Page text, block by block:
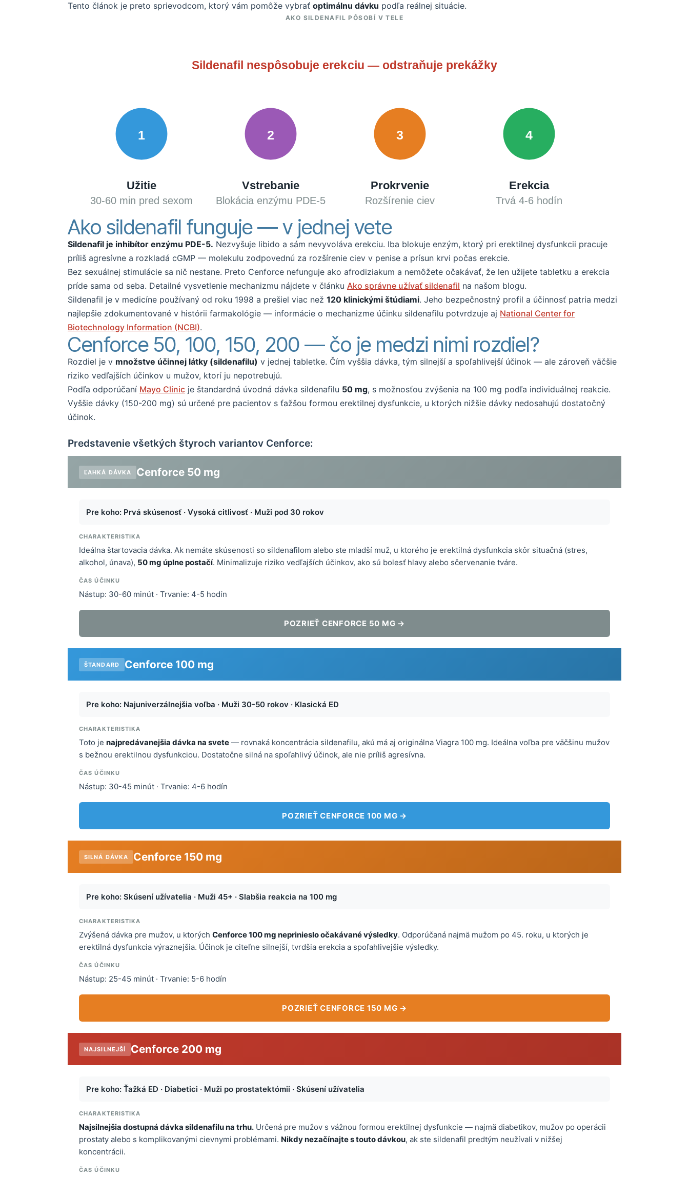
Tento článok je preto sprievodcom, ktorý vám pomôže vybraťoptimálnu dávku podľa reálnej situácie.
AKO SILDENAFIL PÔSOBÍ V TELE
1
Užitie
30-60 min pred sexom
2
Vstrebanie
Blokácia enzýmu PDE-5
3
Prokrvenie
Rozšírenie ciev
4
Erekcia
Trvá 4-6 hodín
Sildenafil nespôsobuje erekciu — odstraňuje prekážky
Ako sildenafil funguje — v jednej vete
Sildenafil je inhibítor enzýmu PDE-5. Nezvyšuje libido a sám nevyvoláva erekciu. Iba blokuje enzým, ktorý pri erektilnej dysfunkcii pracuje
príliš agresívne a rozkladá cGMP — molekulu zodpovednú za rozšírenie ciev v penise a prísun krvi počas erekcie.
Bez sexuálnej stimulácie sa nič nestane. Preto Cenforce nefunguje ako afrodiziakum a nemôžete očakávať, že len užijete tabletku a erekcia
príde sama od seba. Detailné vysvetlenie mechanizmu nájdete v článkuAko správne užívať sildenafil na našom blogu.
Sildenafil je v medicíne používaný od roku 1998 a prešiel viac než120 klinickými štúdiami. Jeho bezpečnostný profil a účinnosť patria medzi
najlepšie zdokumentované v histórii farmakológie — informácie o mechanizme účinku sildenafilu potvrdzuje aj National Center for
Biotechnology Information (NCBI).
Cenforce 50, 100, 150, 200 — čo je medzi nimi rozdiel?
Rozdiel je v množstve účinnej látky (sildenafilu) v jednej tabletke. Čím vyššia dávka, tým silnejší a spoľahlivejší účinok — ale zároveň väčšie
riziko vedľajších účinkov u mužov, ktorí ju nepotrebujú.
Podľa odporúčaní Mayo Clinic je štandardná úvodná dávka sildenafilu 50 mg, s možnosťou zvýšenia na 100 mg podľa individuálnej reakcie.
Vyššie dávky (150-200 mg) sú určené pre pacientov s ťažšou formou erektilnej dysfunkcie, u ktorých nižšie dávky nedosahujú dostatočný
účinok.
Predstavenie všetkých štyroch variantov Cenforce:
ĽAHKÁ DÁVKA Cenforce 50 mg
Pre koho: Prvá skúsenosť · Vysoká citlivosť · Muži pod 30 rokov
CHARAKTERISTIKA
Ideálna štartovacia dávka. Ak nemáte skúsenosti so sildenafilom alebo ste mladší muž, u ktorého je erektilná dysfunkcia skôr situačná (stres,
alkohol, únava), 50 mg úplne postačí. Minimalizuje riziko vedľajších účinkov, ako sú bolesť hlavy alebo sčervenanie tváre.
ČAS ÚČINKU
Nástup: 30-60 minút · Trvanie: 4-5 hodín
POZRIEŤ CENFORCE 50 MG →
ŠTANDARD Cenforce 100 mg
Pre koho: Najuniverzálnejšia voľba · Muži 30-50 rokov · Klasická ED
CHARAKTERISTIKA
Toto jenajpredávanejšia dávka na svete — rovnaká koncentrácia sildenafilu, akú má aj originálna Viagra 100 mg. Ideálna voľba pre väčšinu mužov
s bežnou erektilnou dysfunkciou. Dostatočne silná na spoľahlivý účinok, ale nie príliš agresívna.
ČAS ÚČINKU
Nástup: 30-45 minút · Trvanie: 4-6 hodín
POZRIEŤ CENFORCE 100 MG →
SILNÁ DÁVKA Cenforce 150 mg
Pre koho: Skúsení užívatelia · Muži 45+ · Slabšia reakcia na 100 mg
CHARAKTERISTIKA
Zvýšená dávka pre mužov, u ktorýchCenforce 100 mg neprinieslo očakávané výsledky. Odporúčaná najmä mužom po 45. roku, u ktorých je
erektilná dysfunkcia výraznejšia. Účinok je citeľne silnejší, tvrdšia erekcia a spoľahlivejšie výsledky.
ČAS ÚČINKU
Nástup: 25-45 minút · Trvanie: 5-6 hodín
POZRIEŤ CENFORCE 150 MG →
NAJSILNEJŠÍ Cenforce 200 mg
Pre koho: Ťažká ED · Diabetici · Muži po prostatektómii · Skúsení užívatelia
CHARAKTERISTIKA
Najsilnejšia dostupná dávka sildenafilu na trhu. Určená pre mužov s vážnou formou erektilnej dysfunkcie — najmä diabetikov, mužov po operácii
prostaty alebo s komplikovanými cievnymi problémami. Nikdy nezačínajte s touto dávkou, ak ste sildenafil predtým neužívali v nižšej
koncentrácii.
ČAS ÚČINKU